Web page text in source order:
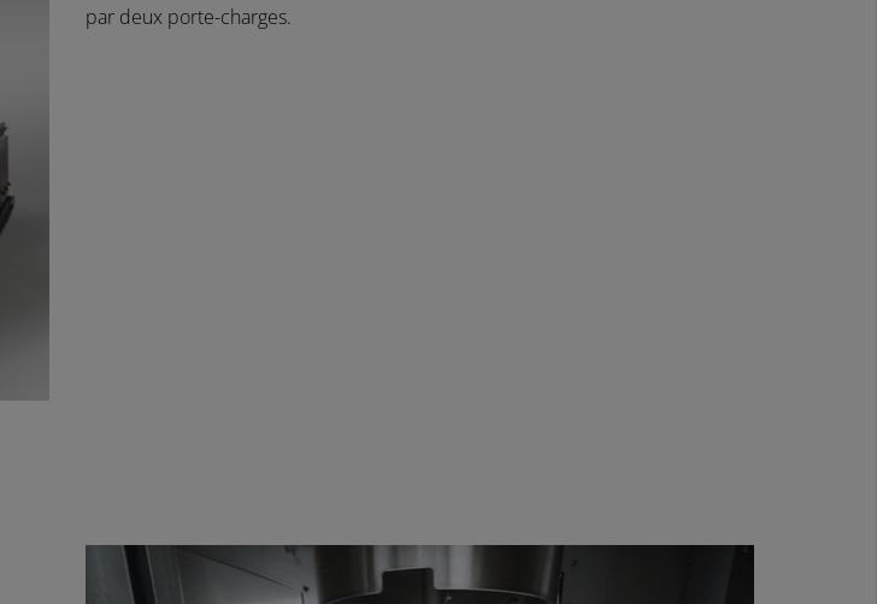
par deux porte-charges.